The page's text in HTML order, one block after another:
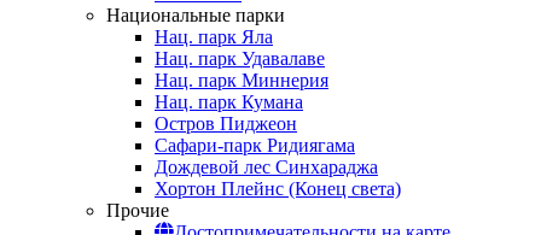
Национальные парки
Нац. парк Яла
Нац. парк Удавалаве
Нац. парк Миннерия
Нац. парк Кумана
Остров Пиджеон
Сафари-парк Ридиягама
Дождевой лес Синхараджа
Хортон Плейнс (Конец света)
Прочие